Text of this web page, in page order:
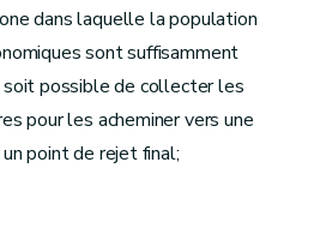
dans laquelle la population
sont suffisamment
possible de collecter les
pour les acheminer vers une
point de rejet final;